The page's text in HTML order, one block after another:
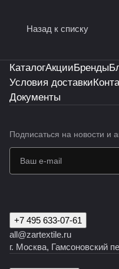
Назад к списку
КаталогАкцииБренды
Условия доставки
Документы
Подписаться на новости и
+7 495 633-07-61
all@zartextile.ru
г. Москва, Гамсоновский